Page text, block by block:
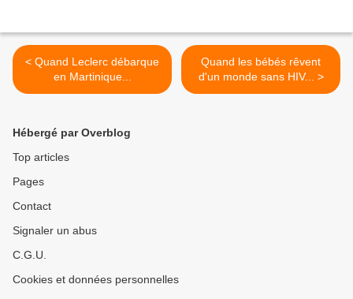
< Quand Leclerc débarque
en Martinique...
Quand les bébés rêvent
d'un monde sans HIV... >
Hébergé par Overblog
Top articles
Pages
Contact
Signaler un abus
C.G.U.
Cookies et données personnelles